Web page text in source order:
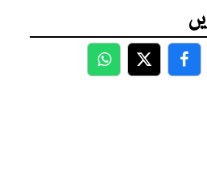
WhatsApp
Twitter